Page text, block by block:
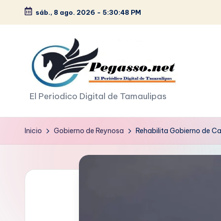
Saltar
contenido
sáb., 8 ago. 2026 - 5:30:50 PM
p
e
g
El Periodico Digital de Tamaulipas
Inicio Gobierno de Reynosa Rehabilita Gobierno de